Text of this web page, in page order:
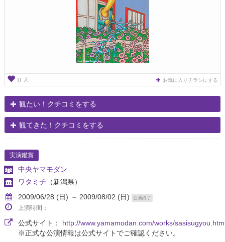
0 人 お気に入りチラシにする
観たい！クチコミをする
観てきた！クチコミをする
実演鑑賞
中央ヤマモダン
ワタミチ （新潟県）
2009/06/28 (日) ～ 2009/08/02 (日)
公演終了
上演時間：
公式サイト： http://www.yamamodan.com/works/
※正式な公演情報は公式サイトでご確認ください。